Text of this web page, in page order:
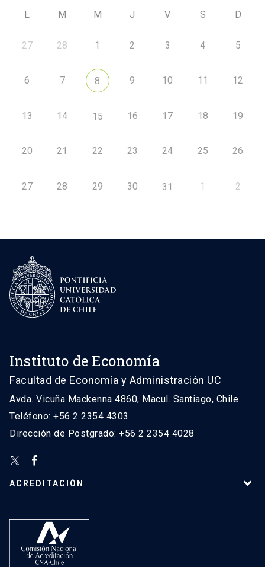
L M M J V S D
27 28 1 2 3 4 5
6 7 8 9 10 11 12
13 14 15 16 17 18 19
20 21 22 23 24 25 26
27 28 29 30 31 1 2
Instituto de Economía
Facultad de Economía y Administración UC
Avda. Vicuña Mackenna 4860, Macul. Santiago, Chile
Teléfono: +56 2 2354 4303
Dirección de Postgrado: +56 2 2354 4028
ACREDITACIÓN